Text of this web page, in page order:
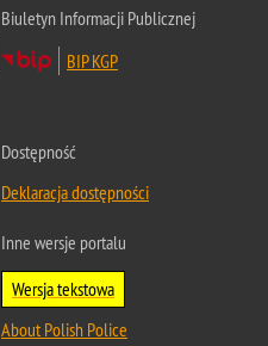
Biuletyn Informacji Publicznej
BIP KGP
Dostępność
Deklaracja dostępności
Inne wersje portalu
Wersja tekstowa
About Polish Police